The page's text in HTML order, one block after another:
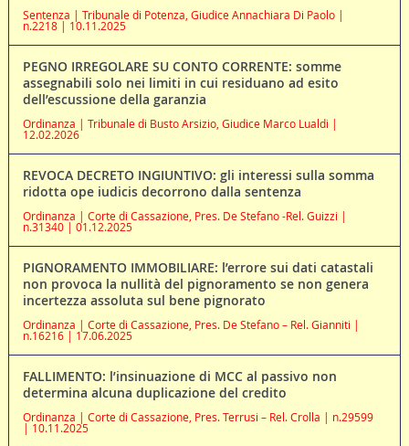
Sentenza | Tribunale di Potenza, Giudice Annachiara Di Paolo |
n.2218 | 10.11.2025
PEGNO IRREGOLARE SU CONTO CORRENTE: somme
assegnabili solo nei limiti in cui residuano ad esito
dell’escussione della garanzia
Ordinanza | Tribunale di Busto Arsizio, Giudice Marco Lualdi |
12.02.2026
REVOCA DECRETO INGIUNTIVO: gli interessi sulla somma
ridotta ope iudicis decorrono dalla sentenza
Ordinanza | Corte di Cassazione, Pres. De Stefano -Rel. Guizzi |
n.31340 | 01.12.2025
PIGNORAMENTO IMMOBILIARE: l’errore sui dati catastali
non provoca la nullità del pignoramento se non genera
incertezza assoluta sul bene pignorato
Ordinanza | Corte di Cassazione, Pres. De Stefano – Rel. Gianniti |
n.16216 | 17.06.2025
FALLIMENTO: l’insinuazione di MCC al passivo non
determina alcuna duplicazione del credito
Ordinanza | Corte di Cassazione, Pres. Terrusi – Rel. Crolla | n.29599
| 10.11.2025